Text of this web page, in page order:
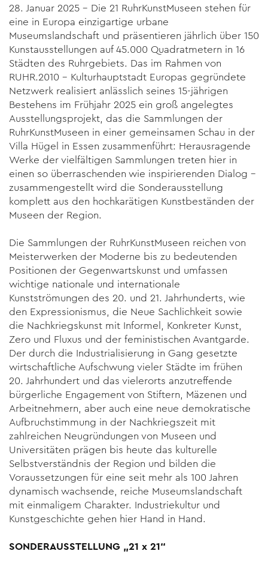
28. Januar 2025 – Die 21 RuhrKunstMuseen stehen für
eine in Europa einzigartige urbane
Museumslandschaft und präsentieren jährlich über 150
Kunstausstellungen auf 45.000 Quadratmetern in 16
Städten des Ruhrgebiets. Das im Rahmen von
RUHR.2010 – Kulturhauptstadt Europas gegründete
Netzwerk realisiert anlässlich seines 15-jährigen
Bestehens im Frühjahr 2025 ein groß angelegtes
Ausstellungsprojekt, das die Sammlungen der
RuhrKunstMuseen in einer gemeinsamen Schau in der
Villa Hügel in Essen zusammenführt: Herausragende
Werke der vielfältigen Sammlungen treten hier in
einen so überraschenden wie inspirierenden Dialog –
zusammengestellt wird die Sonderausstellung
komplett aus den hochkarätigen Kunstbeständen der
Museen der Region.
Die Sammlungen der RuhrKunstMuseen reichen von
Meisterwerken der Moderne bis zu bedeutenden
Positionen der Gegenwartskunst und umfassen
wichtige nationale und internationale
Kunstströmungen des 20. und 21. Jahrhunderts, wie
den Expressionismus, die Neue Sachlichkeit sowie
die Nachkriegskunst mit Informel, Konkreter Kunst,
Zero und Fluxus und der feministischen Avantgarde.
Der durch die Industrialisierung in Gang gesetzte
wirtschaftliche Aufschwung vieler Städte im frühen
20. Jahrhundert und das vielerorts anzutreffende
bürgerliche Engagement von Stiftern, Mäzenen und
Arbeitnehmern, aber auch eine neue demokratische
Aufbruchstimmung in der Nachkriegszeit mit
zahlreichen Neugründungen von Museen und
Universitäten prägen bis heute das kulturelle
Selbstverständnis der Region und bilden die
Voraussetzungen für eine seit mehr als 100 Jahren
dynamisch wachsende, reiche Museumslandschaft
mit einmaligem Charakter. Industriekultur und
Kunstgeschichte gehen hier Hand in Hand.
SONDERAUSSTELLUNG „21 x 21“